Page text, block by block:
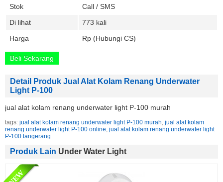
Stok
Call / SMS
Di lihat
773 kali
Harga
Rp (Hubungi CS)
Beli Sekarang
Detail Produk Jual Alat Kolam Renang Underwater
Light P-100
jual alat kolam renang underwater light P-100 murah
tags: jual alat kolam renang underwater light P-100 murah, jual alat kolam
renang underwater light P-100 online, jual alat kolam renang underwater light
P-100 tangerang
Produk Lain Under Water Light